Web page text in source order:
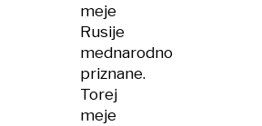
meje
Rusije
mednarodno
priznane.
Torej
meje